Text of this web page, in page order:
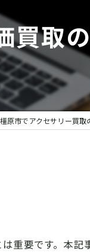
ンド品
属 取
橿原市でアクセサリー買取
重要です。本記